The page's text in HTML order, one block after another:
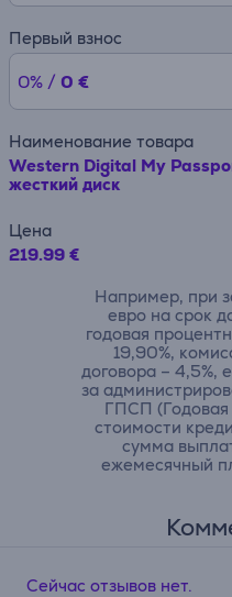
Первый взнос
0% / 0 €
Наименование товара
Western Digital My
жесткий диск
Цена
219.99 €
Например, при
евро на срок
годовая
19,90%,
договора – 4,5%,
за
ГПСП (Годовая
стоимости
сумма
ежемесячный
Сейчас отзывов нет.